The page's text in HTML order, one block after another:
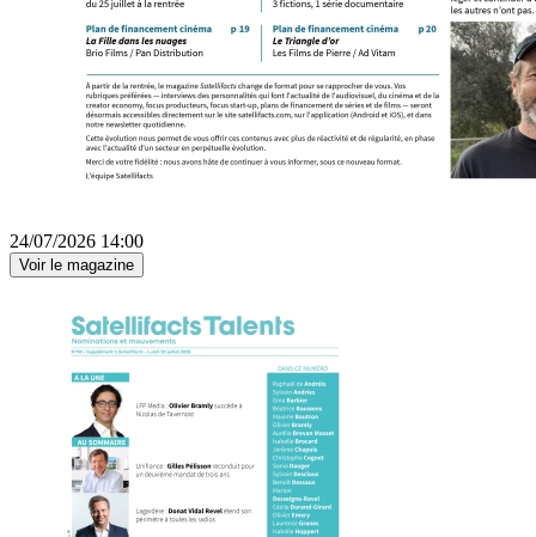
24/07/2026 14:00
Voir le magazine